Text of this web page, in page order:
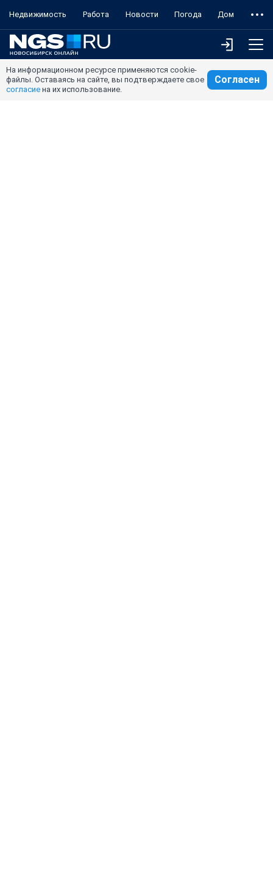
Недвижимость Работа Новости Погода Дом
На информационном ресурсе применяются cookie-
файлы. Оставаясь на сайте, вы подтверждаете свое
согласие на их использование.
Согласен